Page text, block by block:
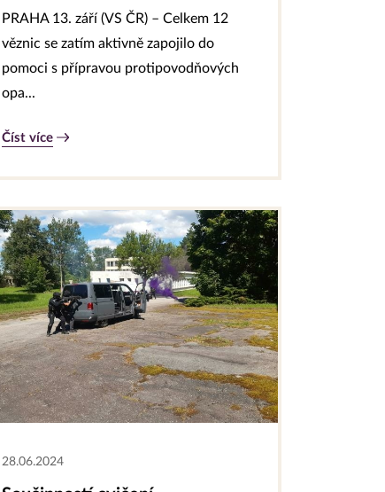
PRAHA 13. září (VS ČR) – Celkem 12
věznic se zatím aktivně zapojilo do
pomoci s přípravou protipovodňových
opa...
Číst více
28.06.2024